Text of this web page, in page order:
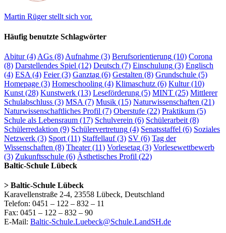
Martin Rüger stellt sich vor.
Häufig benutzte Schlagwörter
Abitur(4) AGs (8) Aufnahme (3) Berufsorientierung (10) Corona
(8) Darstellendes Spiel (12) Deutsch (7) Einschulung (3) Englisch
(4) ESA (4) Feier(3) Ganztag (6) Gestalten (8) Grundschule (5)
Homepage (3) Homeschooling (4) Klimaschutz (6) Kultur(10)
Kunst (28) Kunstwerk (13) Leseförderung (5) MINT (25) Mittlerer
Schulabschluss (3) MSA (7) Musik (15) Naturwissenschaften (21)
Naturwissenschaftliches Profil (7) Oberstufe (22) Praktikum (5)
Schule als Lebensraum (17) Schulverein (6) Schülerarbeit (8)
Schülerredaktion (9) Schülervertretung (4) Senatsstaffel (6) Soziales
Netzwerk (3) Sport (11) Staffellauf(3) SV (6) Tag der
Wissenschaften (8) Theater(11) Vorlesetag (3) Vorlesewettbewerb
(3) Zukunftsschule (6) Ästhetisches Profil (22)
Baltic-Schule Lübeck
> Baltic-Schule Lübeck
Karavellenstraße 2-4, 23558 Lübeck, Deutschland
Telefon: 0451 – 122 – 832 – 11
Fax: 0451 – 122 – 832 – 90
E-Mail: Baltic-Schule.Luebeck@Schule.LandSH.de